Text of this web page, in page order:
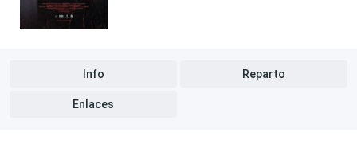
Info Reparto
Enlaces